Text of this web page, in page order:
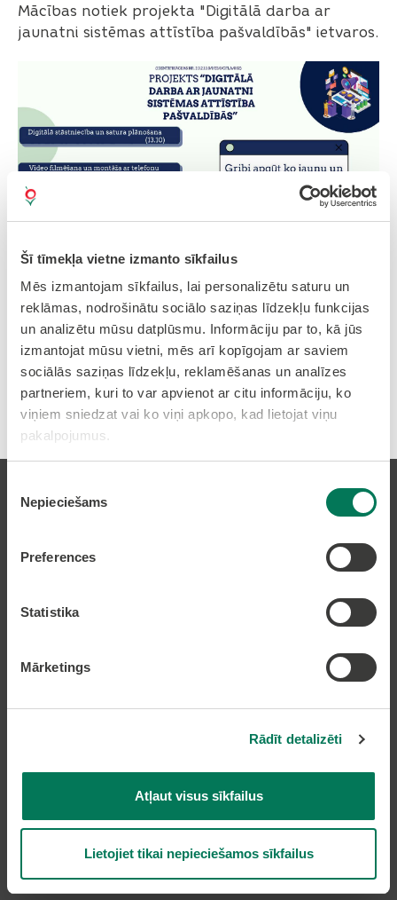
Šī tīmekļa vietne izmanto sīkfailus
Mēs izmantojam sīkfailus, lai personalizētu saturu un
reklāmas, nodrošinātu sociālo saziņas līdzekļu funkcijas
un analizētu mūsu datplūsmu. Informāciju par to, kā jūs
izmantojat mūsu vietni, mēs arī kopīgojam ar saviem
sociālās saziņas līdzekļu, reklamēšanas un analīzes
partneriem, kuri to var apvienot ar citu informāciju, ko
viņiem sniedzat vai ko viņi apkopo, kad lietojat viņu
pakalpojumus.
izvēle
Nepieciešams
Preferences
Statistika
Mārketings
Rādīt detalizēti
Atļaut visus sīkfailus
Lietojiet tikai nepieciešamos sīkfailus
Mācības notiek projekta "Digitālā darba ar
jaunatni sistēmas attīstība pašvaldībās" ietvaros.
Drukāt rakstu
Pieteikt bērnu pirmsskolas izglītības iestādē
Nekustamā īpašuma nodokļa samaksa caur
Nekustamā īpašuma karte
Lapas karte
Kontakti